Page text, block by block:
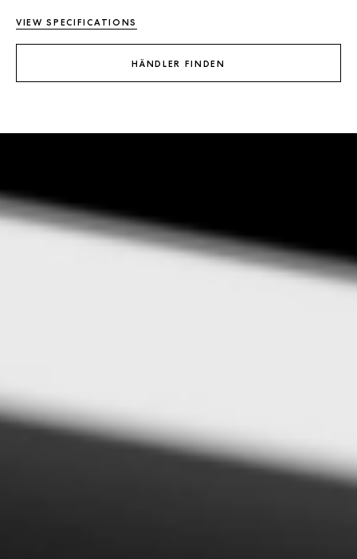
VIEW SPECIFICATIONS
HÄNDLER FINDEN